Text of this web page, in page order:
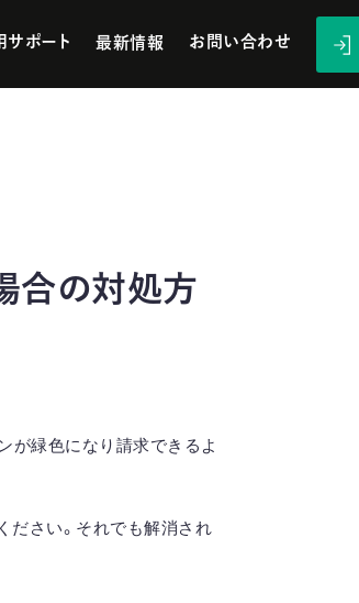
サポート 最新情報 お問い合わせ
合の対処方
が緑色になり請求できるよ
ださい。それでも解消され